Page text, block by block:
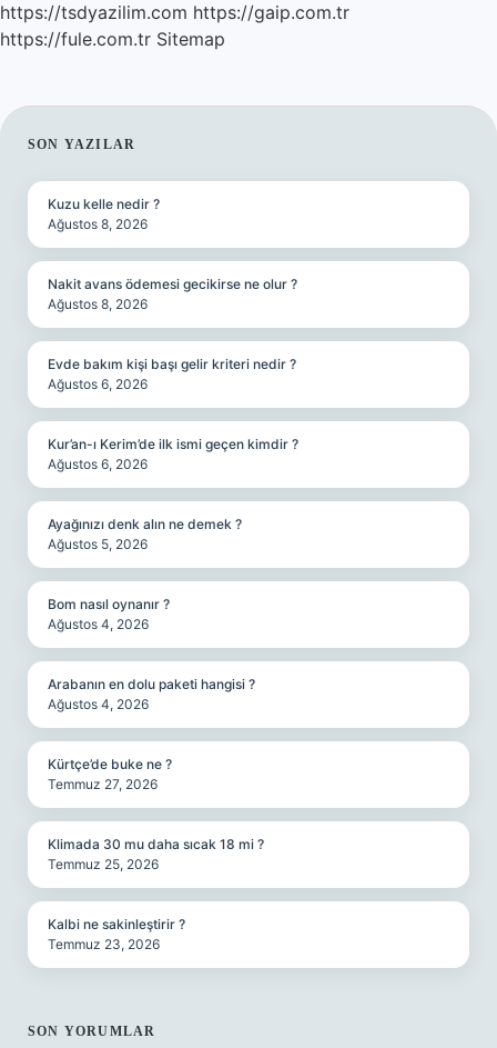
https://tsdyazilim.com https://gaip.com.tr
https://fule.com.tr Sitemap
SIDEBAR
SON YAZILAR
Kuzu kelle nedir ?
Ağustos 8, 2026
Nakit avans ödemesi gecikirse ne olur ?
Ağustos 8, 2026
Evde bakım kişi başı gelir kriteri nedir ?
Ağustos 6, 2026
Kur’an-ı Kerim’de ilk ismi geçen kimdir ?
Ağustos 6, 2026
Ayağınızı denk alın ne demek ?
Ağustos 5, 2026
Bom nasıl oynanır ?
Ağustos 4, 2026
Arabanın en dolu paketi hangisi ?
Ağustos 4, 2026
Kürtçe’de buke ne ?
Temmuz 27, 2026
Klimada 30 mu daha sıcak 18 mi ?
Temmuz 25, 2026
Kalbi ne sakinleştirir ?
Temmuz 23, 2026
SON YORUMLAR